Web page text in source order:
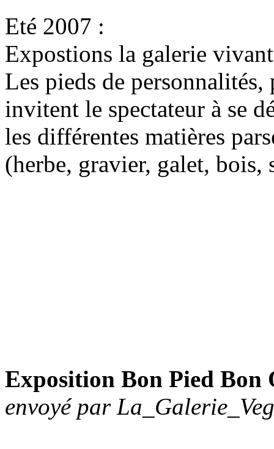
Eté 2007 :
Expostions la galerie
Les pieds de
invitent le spectateur à se
les différentes matières
(herbe, gravier, galet, bois,
Exposition Bon Pied Bon
envoyé par